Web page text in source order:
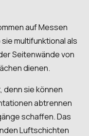
auf Messen
multifunktional als
Seitenwände von
dienen.
denn sie können
abtrennen
schaffen. Das
Luftschichten